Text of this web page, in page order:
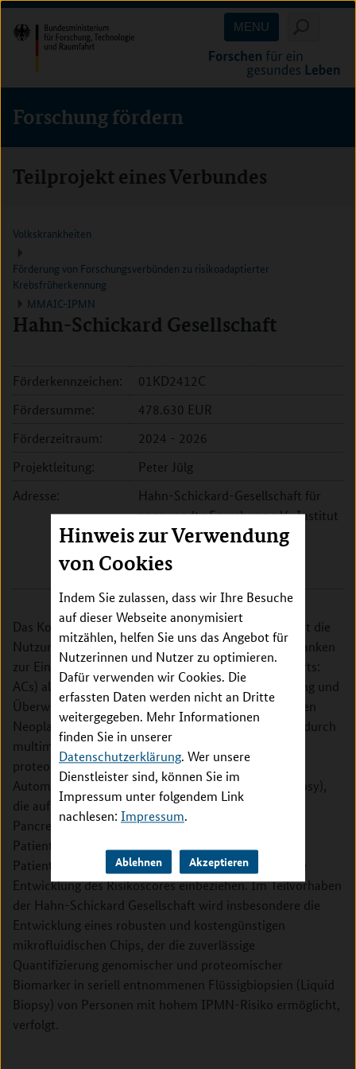
Hinweis zur Verwendung
von Cookies
Indem Sie zulassen, dass wir Ihre Besuche
auf dieser Webseite anonymisiert
mitzählen, helfen Sie uns das Angebot für
Nutzerinnen und Nutzer zu optimieren.
Dafür verwenden wir Cookies. Die
erfassten Daten werden nicht an Dritte
weitergegeben. Mehr Informationen
finden Sie in unserer
Datenschutzerklärung. Wer unsere
Dienstleister sind, können Sie im
Impressum unter folgendem Link
nachlesen: Impressum.
Ablehnen Akzeptieren
Direkt
zum
Inhalt
(Eingabetaste)
Direkt
zum
Hauptmenu
(Eingabetaste)
Direkt
zur
Suche
(Eingabetaste)
MENU
Forschung fördern
Teilprojekt eines Verbundes
Volkskrankheiten
Förderung von Forschungsverbünden zu risikoadaptierter
Krebsfrüherkennung
MMAIC-IPMN
Hahn-Schickard Gesellschaft
Förderkennzeichen:
01KD2412C
Fördersumme:
478.630 EUR
Förderzeitraum:
2024 - 2026
Projektleitung:
Peter Jülg
Adresse:
Hahn-Schickard-Gesellschaft für
angewandte Forschung e.V., Institut
für Mikroanalysesysteme
Georges-Koehler-Allee 103
79110 Freiburg im Breisgau
Das Konzept des Vorhabens MMAIC-IPMN beinhaltet die
Nutzung von (inter)nationalen Registrierungsdatenbanken
zur Einrichtung künstlicher Kohorten (artificial cohorts:
ACs) als Instrument zur verbesserten Risikobewertung und
Überwachung von Intraduktalen Papillären Muzinösen
Neoplasien (IPMNs). Die Translation der ACs erfolgt durch
multimodale Analysen, digitale genomische und
proteomische Assays sowie die mikrofluidische
Automatisierung von Flüssigbiopsietests (Liquid Biopsy),
die auf Patientinnen und Patienten der Northern
Pancreatic Alliance angewendet werden.
Patientenvertreter werden die Perspektive von
Patientinnen und Patienten und ihren Familien in die
Entwicklung des Risikoscores einbeziehen. Im Teilvorhaben
der Hahn-Schickard Gesellschaft wird insbesondere die
Entwicklung eines robusten und kostengünstigen
mikrofluidischen Chips, der die zuverlässige
Quantifizierung genomischer und proteomischer
Biomarker in seriell entnommenen Flüssigbiopsien (Liquid
Biopsy) von Personen mit hohem IPMN-Risiko ermöglicht,
verfolgt.